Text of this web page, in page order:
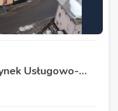
Okazja Inwestycyjna: Budynek Usługowo-Mieszkalny